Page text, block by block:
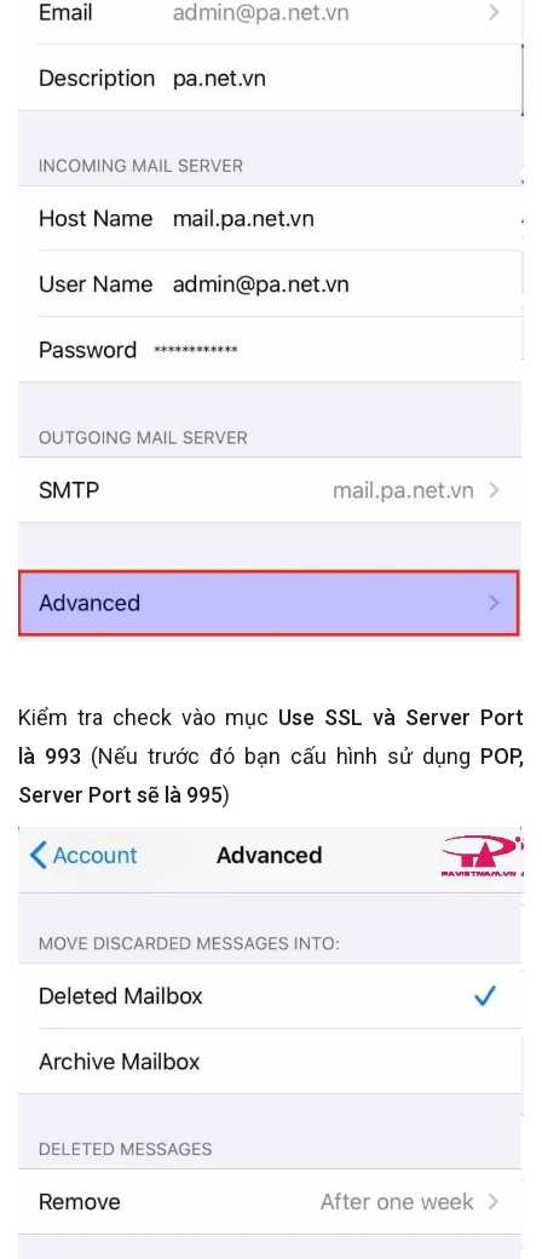
Kiểm tra check vào mục Use SSL và Server Port
là 993 (Nếu trước đó bạn cấu hình sử dụng POP,
Server Port sẽ là 995)